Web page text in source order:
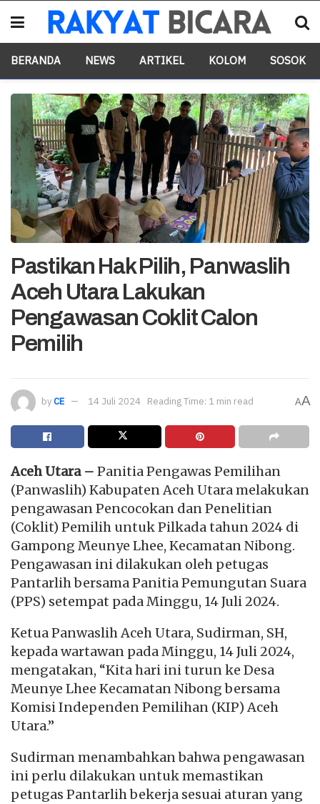
BERANDA NEWS ARTIKEL KOLOM SOSOK
Pastikan Hak Pilih, Panwaslih
Aceh Utara Lakukan
Pengawasan Coklit Calon
Pemilih
byCE 14 Juli 2024 Reading Time: 1 min read AA
Aceh Utara – Panitia Pengawas Pemilihan
(Panwaslih) Kabupaten Aceh Utara melakukan
pengawasan Pencocokan dan Penelitian
(Coklit) Pemilih untuk Pilkada tahun 2024 di
Gampong Meunye Lhee, Kecamatan Nibong.
Pengawasan ini dilakukan oleh petugas
Pantarlih bersama Panitia Pemungutan Suara
(PPS) setempat pada Minggu, 14 Juli 2024.
Ketua Panwaslih Aceh Utara, Sudirman, SH,
kepada wartawan pada Minggu, 14 Juli 2024,
mengatakan, “Kita hari ini turun ke Desa
Meunye Lhee Kecamatan Nibong bersama
Komisi Independen Pemilihan (KIP) Aceh
Utara.”
Sudirman menambahkan bahwa pengawasan
ini perlu dilakukan untuk memastikan
petugas Pantarlih bekerja sesuai aturan yang